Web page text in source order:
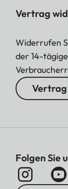
Vertrag
Widerrufen
der 14-
Folgen Sie